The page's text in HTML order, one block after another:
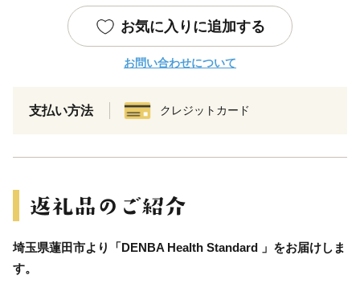
お気に入りに追加する
お問い合わせについて
支払い方法 クレジットカード
埼玉県蓮田市より「DENBA Health Standard 」をお届けしま
す。